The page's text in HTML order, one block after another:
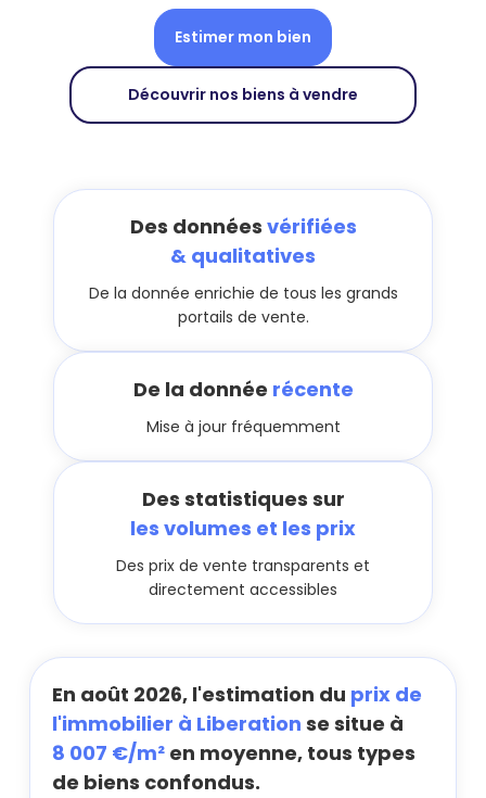
Estimer mon bien
Découvrir nos biens à vendre
Des données vérifiées
& qualitatives
De la donnée enrichie de tous les grands
portails de vente.
De la donnée récente
Mise à jour fréquemment
Des statistiques sur
les volumes et les prix
Des prix de vente transparents et
directement accessibles
En août 2026, l'estimation du prix de
l'immobilier à Liberation se situe à
8 007 €/m² en moyenne, tous types
de biens confondus.